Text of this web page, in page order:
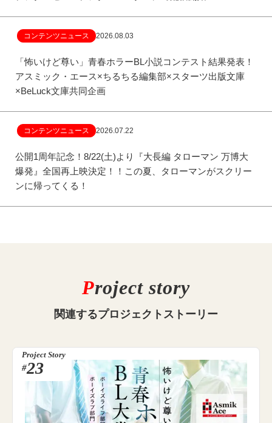
コンテンツニュース 2026.08.03
「怖いけど尊い」青春ホラーBL小説コンテスト結果発表！
アスミック・エース×ちるちる編集部×スターツ出版文庫
×BeLuck文庫共同企画
コンテンツニュース 2026.07.22
公開1周年記念！8/22(土)より『大長編 タローマン 万博大
爆発』全国再上映決定！！この夏、タローマンがスクリー
ンに帰ってくる！
Project story
関連するプロジェクトストーリー
Project Story
#23